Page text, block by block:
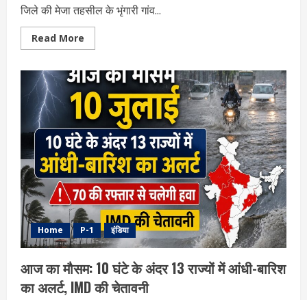
जिले की मेजा तहसील के भृंगारी गांव...
Read More
more
भृंगारी
गांव
में
चकरोड
पर
अवैध
कब्जे
बरकरार,
दबंगों
ने
प्रशासनिक
आदेश
को
द‍िखाया
ठेंगा
Home P-1 इंडिया
आज का मौसम: 10 घंटे के अंदर 13 राज्यों में आंधी-बारिश
का अलर्ट, IMD की चेतावनी